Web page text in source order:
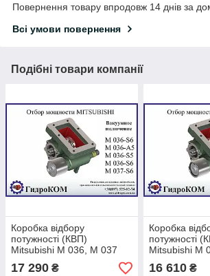
Повернення товару впродовж 14 днів за
Всі умови повернення
Подібні товари компанії
Коробка відбору
потужності (КВП)
Mitsubishi M 036, M 037
17 290 ₴
Коробка
потужності
Mitsubishi M
027-S5
16 610₴